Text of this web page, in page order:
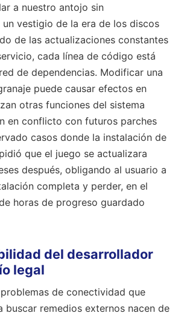
a nuestro antojo sin
un vestigio de la era de los discos
de las actualizaciones constantes
cada línea de código está
de dependencias. Modificar una
puede causar efectos en
otras funciones del sistema
en conflicto con futuros parches
casos donde la instalación de
que el juego se actualizara
después, obligando al usuario a
completa y perder, en el
horas de progreso guardado
del desarrollador
legal
de conectividad que
buscar remedios externos nacen de